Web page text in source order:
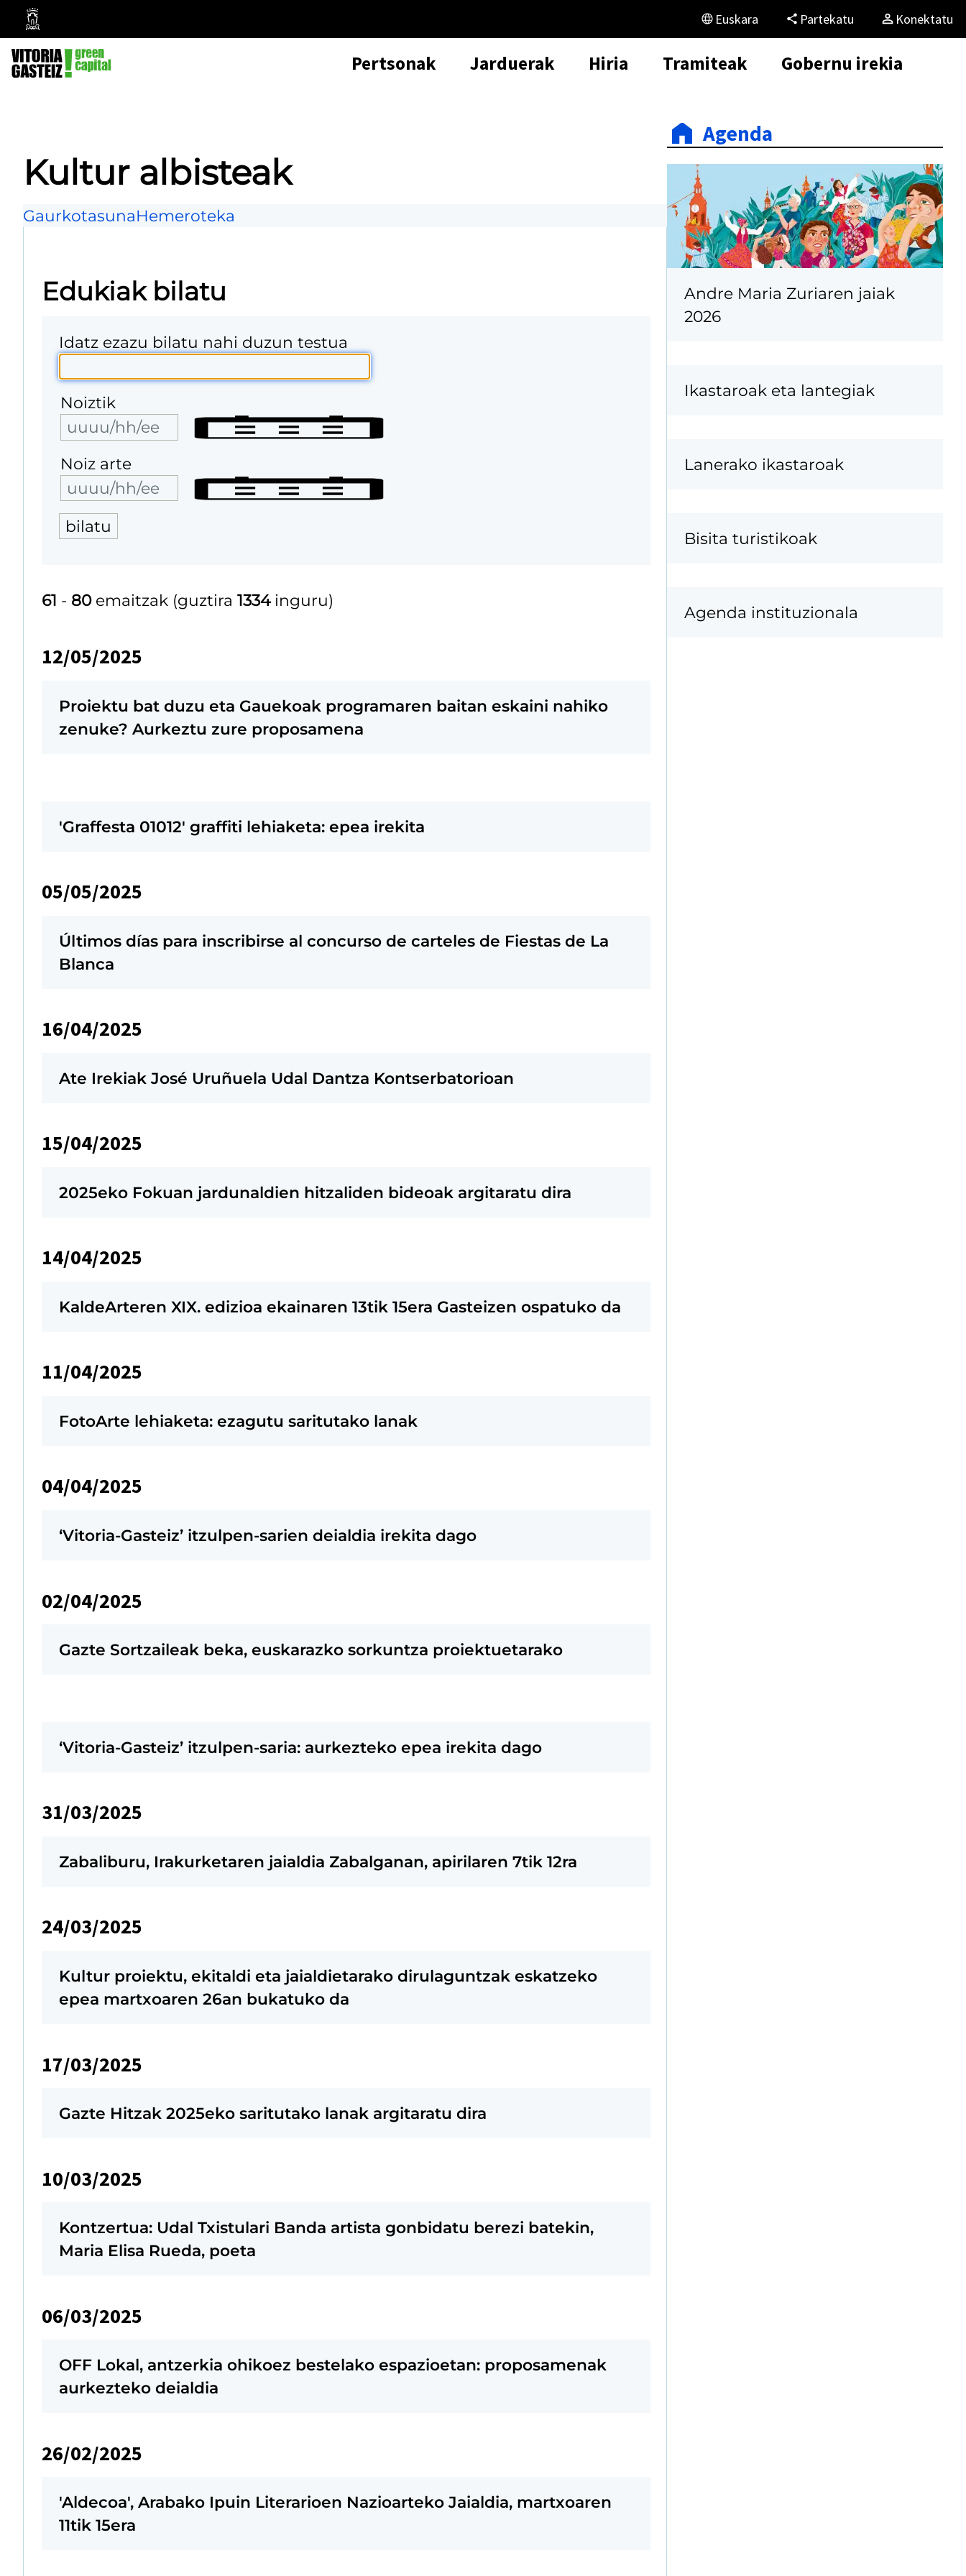
Vitoria-
Gasteizko
Udala
Euskara Partekatu Konektatu
Pertsonak Jarduerak Hiria Tramiteak Gobernu irekia
Kultur albisteak
GaurkotasunaHemeroteka
Edukiak bilatu
Idatz ezazu bilatu nahi duzun testua
Noiztik
Noiz arte
61 - 80emaitzak (guztira 1334inguru)
12/05/2025
Proiektu bat duzu eta Gauekoak programaren baitan eskaini nahiko
zenuke? Aurkeztu zure proposamena
'Graffesta 01012' graffiti lehiaketa: epea irekita
05/05/2025
Últimos días para inscribirse al concurso de carteles de Fiestas de La
Blanca
16/04/2025
Ate Irekiak José Uruñuela Udal Dantza Kontserbatorioan
15/04/2025
2025eko Fokuan jardunaldien hitzaliden bideoak argitaratu dira
14/04/2025
KaldeArteren XIX. edizioa ekainaren 13tik 15era Gasteizen ospatuko da
11/04/2025
FotoArte lehiaketa: ezagutu saritutako lanak
04/04/2025
‘Vitoria-Gasteiz’ itzulpen-sarien deialdia irekita dago
02/04/2025
Gazte Sortzaileak beka, euskarazko sorkuntza proiektuetarako
‘Vitoria-Gasteiz’ itzulpen-saria: aurkezteko epea irekita dago
31/03/2025
Zabaliburu, Irakurketaren jaialdia Zabalganan, apirilaren 7tik 12ra
24/03/2025
Kultur proiektu, ekitaldi eta jaialdietarako dirulaguntzak eskatzeko
epea martxoaren 26an bukatuko da
17/03/2025
Gazte Hitzak 2025eko saritutako lanak argitaratu dira
10/03/2025
Kontzertua: Udal Txistulari Banda artista gonbidatu berezi batekin,
Maria Elisa Rueda, poeta
06/03/2025
OFF Lokal, antzerkia ohikoez bestelako espazioetan: proposamenak
aurkezteko deialdia
26/02/2025
'Aldecoa', Arabako Ipuin Literarioen Nazioarteko Jaialdia, martxoaren
11tik 15era
Agenda
Andre Maria Zuriaren jaiak
2026
Ikastaroak eta lantegiak
Lanerako ikastaroak
Bisita turistikoak
Agenda instituzionala